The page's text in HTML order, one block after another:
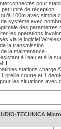
pour
par unité de réception
100m avec simple
système avec
des paramètres
les opérations
via le logiciel
la transmission
la maintenance
à l’eau et à la
stations charge
oreille courte et 1
les situations avec
TECHNICA